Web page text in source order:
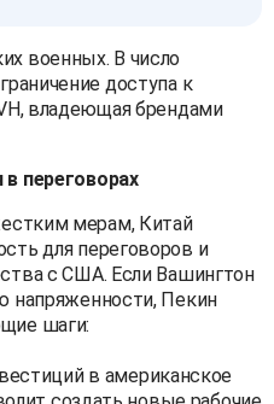
военных. В число
доступа к
владеющая брендами
переговорах
мерам, Китай
для переговоров и
с США. Если Вашингтон
напряженности, Пекин
шаги:
в американское